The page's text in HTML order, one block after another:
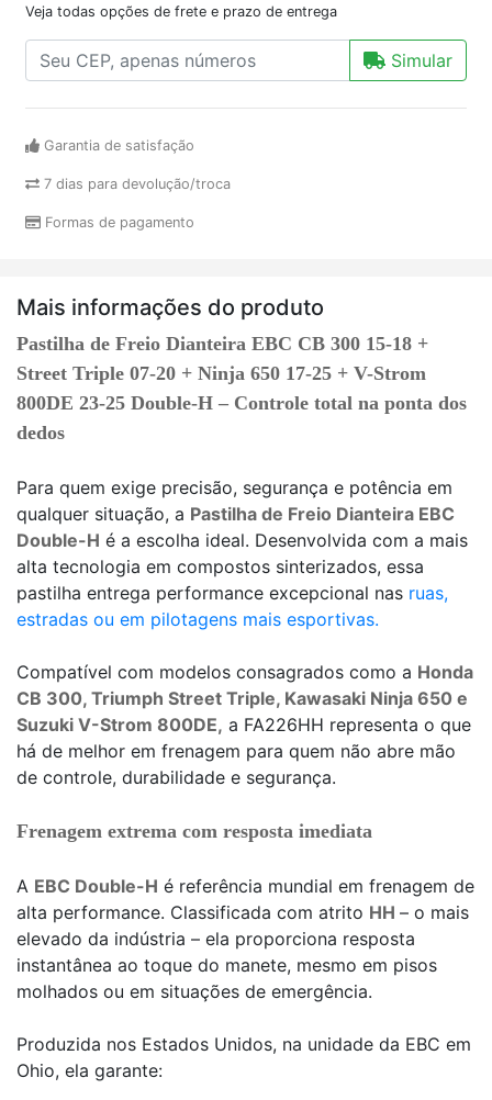
Veja todas opções de frete e prazo de entrega
Simular
Garantia de satisfação
7 dias para devolução/troca
Formas de pagamento
Mais informações do produto
Pastilha de Freio Dianteira EBC CB 300 15-18 +
Street Triple 07-20 + Ninja 650 17-25 + V-Strom
800DE 23-25 Double-H – Controle total na ponta dos
dedos
Para quem exige precisão, segurança e potência em
qualquer situação, a Pastilha de Freio Dianteira EBC
Double-H é a escolha ideal. Desenvolvida com a mais
alta tecnologia em compostos sinterizados, essa
pastilha entrega performance excepcional nas ruas,
estradas ou em pilotagens mais esportivas.
Compatível com modelos consagrados como a Honda
CB 300, Triumph Street Triple, Kawasaki Ninja 650 e
Suzuki V-Strom 800DE, a FA226HH representa o que
há de melhor em frenagem para quem não abre mão
de controle, durabilidade e segurança.
Frenagem extrema com resposta imediata
A EBC Double-H é referência mundial em frenagem de
alta performance. Classificada com atrito HH – o mais
elevado da indústria – ela proporciona resposta
instantânea ao toque do manete, mesmo em pisos
molhados ou em situações de emergência.
Produzida nos Estados Unidos, na unidade da EBC em
Ohio, ela garante: